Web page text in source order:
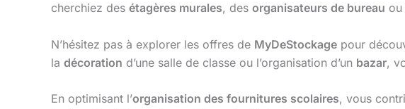
cherchiez des étagères murales, des organisateurs de bureau ou
N’hésitez pas à explorer les offres de MyDeStockage pour
la décoration d’une salle de classe ou l’organisation d’un bazar,
En optimisant l’organisation des fournitures scolaires, vous